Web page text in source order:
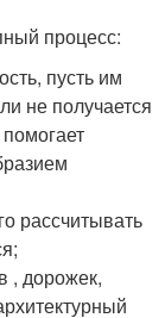
процесс:
пусть им
не получается
рассчитывать
, дорожек,